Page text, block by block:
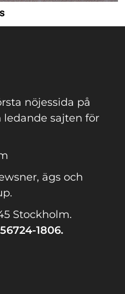
nöjessida på
ledande sajten för
ägs och
Stockholm.
1806.